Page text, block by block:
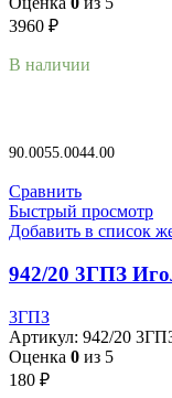
3960 ₽
В наличии
90.0055.0044.00
Сравнить
Быстрый просмотр
Добавить в список
942/20 3ГПЗ
3ГПЗ
Артикул: 942/20
Оценка 0 из 5
180 ₽